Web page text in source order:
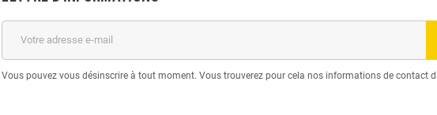
Vous pouvez vous désinscrire à tout moment. Vous trouverez pour cela nos informations de contact